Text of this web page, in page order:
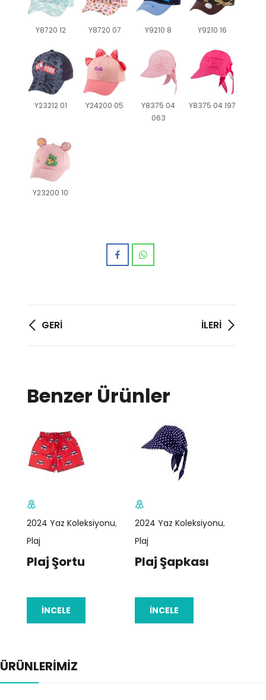
Y8720 12 Y8720 07 Y9210 8 Y9210 16
Y23212 01 Y24200 05
Y8375 04
063
Y8375 04 197
Y23200 10
Yazı
GERI İLERI
Benzer Ürünler
2024 Yaz Koleksiyonu,
Plaj
Plaj Şortu
İNCELE
2024 Yaz Koleksiyonu,
Plaj
Plaj Şapkası
İNCELE
ÜRÜNLERİMİZ